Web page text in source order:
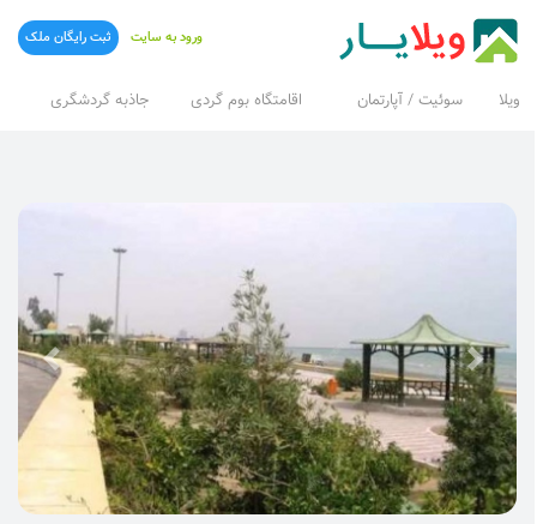
ویلا سوئیت / آپارتمان اقامتگاه بوم گردی جاذبه گردشگری
ورود به سایت ثبت رایگان ملک